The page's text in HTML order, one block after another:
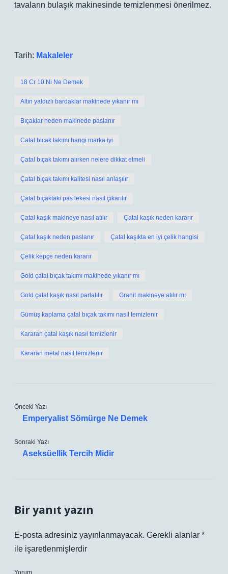
tavaların bulaşık makinesinde temizlenmesi önerilmez.
Tarih: Makaleler
18 Cr 10 Ni Ne Demek
Altın yaldızlı bardaklar makinede yıkanır mı
Bıçaklar neden makinede paslanır
Catal bicak takımı hangi marka iyi
Çatal bıçak takımı alırken nelere dikkat etmeli
Çatal bıçak takımı kalitesi nasıl anlaşılır
Çatal bıçaktaki pas lekesi nasıl çıkarılır
Çatal kaşık makineye nasıl atılır Çatal kaşık neden kararır
Çatal kaşık neden paslanır Çatal kaşıkta en iyi çelik hangisi
Çelik kepçe neden kararır
Gold çatal bıçak takımı makinede yıkanır mı
Gold çatal kaşık nasıl parlatılır Granit makineye atılır mı
Gümüş kaplama çatal bıçak takımı nasıl temizlenir
Kararan çatal kaşık nasıl temizlenir
Kararan metal nasıl temizlenir
Önceki Yazı
Emperyalist Sömürge Ne Demek
Sonraki Yazı
Aseksüellik Tercih Midir
Bir yanıt yazın
E-posta adresiniz yayınlanmayacak. Gerekli alanlar *
ile işaretlenmişlerdir
Yorum